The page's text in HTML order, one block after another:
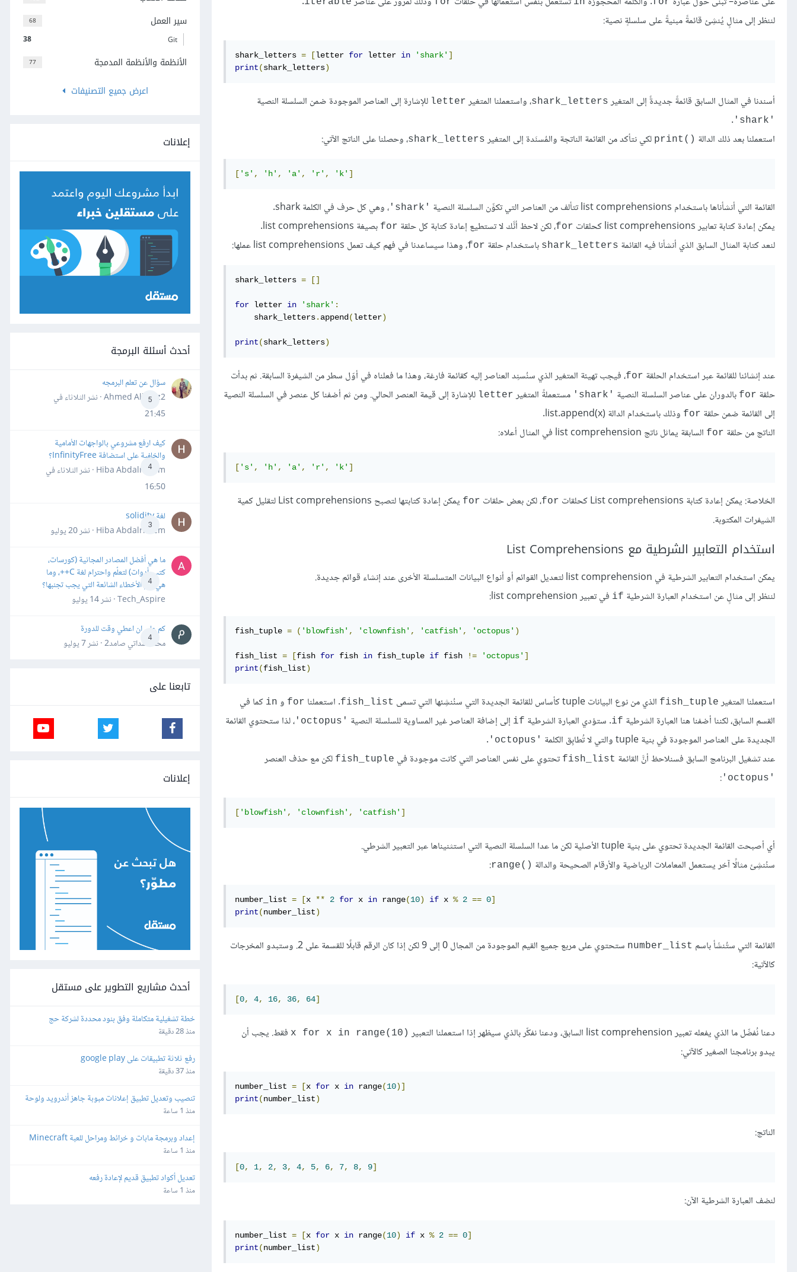
لننظر إلى مثالٍ يُنشِئ قائمةً مبنيةً على سلسلةٍ نصية:
shark_letters = [letter for letter in 'shark' ]
print(shark_letters)
أسندنا في المثال السابق قائمةً جديدةً إلى المتغير shark_letters، واستعملنا المتغير letter للإشارة إلى العناصر الموجودة ضمن السلسلة النصية
'shark'
.
استعملنا بعد ذلك الدالة print()‎ لكي نتأكد من القائمة الناتجة والمُسنَدة إلى المتغير shark_letters، وحصلنا على الناتج الآتي:
[ 's' , 'h' , 'a' , 'r' , 'k' ]
القائمة التي أنشأناها باستخدام list comprehensions تتألف من العناصر التي تكوِّن السلسلة النصية 'shark'
، وهي كل حرف في الكلمة shark.
يمكن إعادة كتابة تعابير list comprehensions كحلقات
for، لكن لاحظ أنَّك لا تستطيع إعادة كتابة كل حلقة for بصيغة list comprehensions.
لنعد كتابة المثال السابق الذي أنشأنا فيه القائمة shark_letters باستخدام حلقة for، وهذا سيساعدنا في فهم كيف تعمل list comprehensions عملها:
shark_letters = []
for letter in 'shark' :
    shark_letters
. append (letter)
print(shark_letters)
عند إنشائنا للقائمة عبر استخدام الحلقة for، فيجب تهيئة المتغير الذي سنُسنِد العناصر إليه كقائمة فارغة، وهذا ما فعلناه في أوّل سطر من الشيفرة السابقة. ثم بدأت
حلقة for بالدوران على عناصر السلسلة النصية 'shark' مستعملةً المتغير letter للإشارة إلى قيمة العنصر الحالي. ومن ثم أضفنا كل عنصر في السلسلة النصية
إلى القائمة ضمن حلقة for وذلك باستخدام الدالة list.append(x).
الناتج من حلقة for السابقة يماثل ناتج list comprehension في المثال أعلاه:
[ 's' , 'h' , 'a' , 'r' , 'k' ]
الخلاصة: يمكن إعادة كتابة List comprehensions كحلقات for، لكن بعض حلقات for
يمكن إعادة كتابتها لتصبح List comprehensions لتقليل كمية
الشيفرات المكتوبة.
استخدام التعابير الشرطية مع List Comprehensions
يمكن استخدام التعابير الشرطية في list comprehension لتعديل القوائم أو أنواع البيانات المتسلسلة الأخرى عند إنشاء قوائم جديدة.
لننظر إلى مثالٍ عن استخدام العبارة الشرطية if في تعبير list comprehension:
fish_tuple = ( 'blowfish' , 'clownfish' , 'catfish' , 'octopus' )
fish_list = [fish for fish in fish_tuple if fish != 'octopus' ]
print(fish_list)
استعملنا المتغير fish_tuple الذي من نوع البيانات tuple كأساس للقائمة الجديدة التي سنُنشِئها التي تسمى fish_list. استعملنا for و in كما في
القسم السابق، لكننا أضفنا هنا العبارة الشرطية if. ستؤدي العبارة الشرطية if إلى إضافة العناصر غير المساوية للسلسلة النصية 'octopus'
، لذا ستحتوي القائمة
الجديدة على العناصر الموجودة في بنية tuple والتي لا تُطابِق الكلمة
'octopus'
.
عند تشغيل البرنامج السابق فسنلاحظ أنَّ القائمة fish_list تحتوي على نفس العناصر التي كانت موجودة في fish_tuple لكن مع حذف العنصر
'octopus'
:
[ 'blowfish' , 'clownfish' , 'catfish' ]
أي أصبحت القائمة الجديدة تحتوي على بنية tuple الأصلية لكن ما عدا السلسلة النصية التي استثنيناها عبر التعبير الشرطي.
سنُنشِئ مثالًا آخر يستعمل المعاملات الرياضية والأرقام الصحيحة والدالة range()‎
:
number_list = [x ** 2 for x in range(10) if x % 2 == 0]
print(number_list)
القائمة التي ستُنشَأ باسم number_list
ستحتوي على مربع جميع القيم الموجودة من المجال 0 إلى 9 لكن إذا كان الرقم قابلًا للقسمة على 2. وستبدو المخرجات
كالآتية:
[0, 4, 16, 36, 64]
دعنا نُفصِّل ما الذي يفعله تعبير list comprehension السابق، ودعنا نفكِّر بالذي سيظهر إذا استعملنا التعبير x for x in range(10) فقط. يجب أن
يبدو برنامجنا الصغير كالآتي:
number_list = [x for x in range(10)]
print(number_list)
الناتج:
[0, 1, 2, 3, 4, 5, 6, 7, 8, 9]
لنضف العبارة الشرطية الآن:
number_list = [x for x in range(10) if x % 2 == 0]
print(number_list)
68 سير العمل
38 Git
77
الأنظمة والأنظمة المدمجة
اعرض جميع التصنيفات
إعلانات
أحدث أسئلة البرمجة
5
سؤال عن تعلم البرمجه
Ahmed Alhafiz2 · نشر
الثلاثاء في
21:45
4
كيف ارفع مشروعي بالواجهات الأمامية
والخلفية على استضافة InfinityFree؟
Hiba Abdalrheem · نشر
الثلاثاء في
16:50
3
لغة solidity
Hiba Abdalrheem · نشر
20 يوليو
4
ما هي أفضل المصادر المجانية (كورسات،
كتب، أدوات) لتعلّم واحترام لغة C++، وما
هي أهم الأخطاء الشائعة التي يجب تجنبها؟
Tech_Aspire · نشر
14 يوليو
4
كم علي ان اعطي وقت للدورة
محمد سداتي صامد2 · نشر
7 يوليو
تابعنا على
إعلانات
أحدث مشاريع التطوير على مستقل
خطة تشغيلية متكاملة وفق بنود محددة لشركة حج
منذ 28 دقيقة
رفع ثلاثة تطبيقات على google play
منذ 37 دقيقة
تحكم منصة سوقنا
منذ 1 ساعة
إعداد وبرمجة مابات و خرائط ومراحل للعبة Minecraft
منذ 1 ساعة
تعديل أكواد تطبيق قديم لإعادة رفعه
منذ 1 ساعة